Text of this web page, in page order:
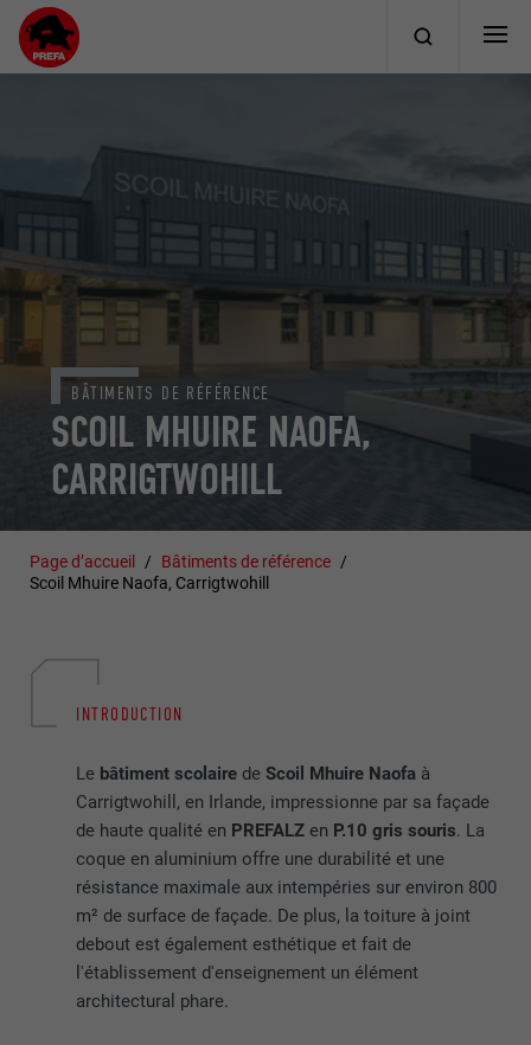
SCOIL MHUIRE NAOFA,
CARRIGTWOHILL
BÂTIMENTS DE RÉFÉRENCE
Page d’accueil
Bâtiments de référence
Scoil Mhuire Naofa, Carrigtwohill
INTRODUCTION
Le bâtiment scolaire deScoil Mhuire Naofa à
Carrigtwohill, en Irlande, impressionne par sa façade
de haute qualité en PREFALZ en P.10 gris souris. La
coque en aluminium offre une durabilité et une
résistance maximale aux intempéries sur environ 800
m² de surface de façade. De plus, la toiture à joint
debout est également esthétique et fait de
l'établissement d'enseignement un élément
architectural phare.